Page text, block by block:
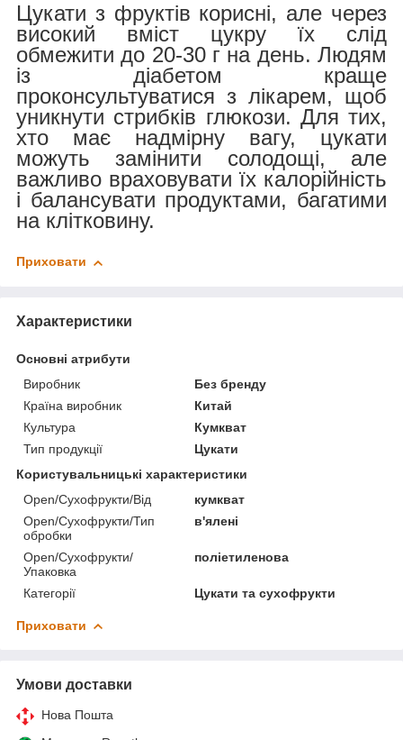
Цукати з фруктів корисні, але через
високий вміст цукру їх слід
обмежити до 20-30 г на день. Людям
із діабетом краще
проконсультуватися з лікарем, щоб
уникнути стрибків глюкози. Для тих,
хто має надмірну вагу, цукати
можуть замінити солодощі, але
важливо враховувати їх калорійність
і балансувати продуктами, багатими
на клітковину.
Приховати
Характеристики
Основні атрибути
Виробник
Без бренду
Країна виробник
Китай
Культура
Кумкват
Тип продукції
Цукати
Користувальницькі характеристики
Open/Сухофрукти/Від
кумкват
Open/Сухофрукти/Тип
обробки
в'ялені
Open/Сухофрукти/
Упаковка
поліетиленова
Категорії Цукати та сухофрукти
Приховати
Умови доставки
Нова Пошта